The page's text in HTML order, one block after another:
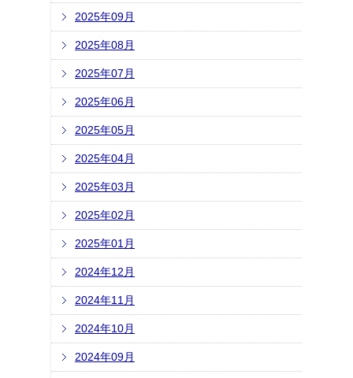
2025年09月
2025年08月
2025年07月
2025年06月
2025年05月
2025年04月
2025年03月
2025年02月
2025年01月
2024年12月
2024年11月
2024年10月
2024年09月